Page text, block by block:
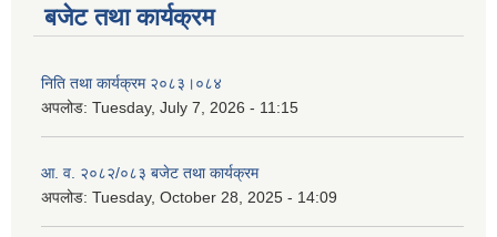
बजेट तथा कार्यक्रम
निति तथा कार्यक्रम २०८३।०८४
अपलोड: Tuesday, July 7, 2026 - 11:15
आ. व. २०८२/०८३ बजेट तथा कार्यक्रम
अपलोड: Tuesday, October 28, 2025 - 14:09